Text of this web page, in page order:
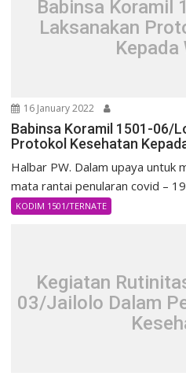
Babinsa Koramil
Laksanakan
Kepada
16 January 2022
Babinsa Koramil 1501-06/
Protokol Kesehatan
Halbar PW. Dalam upaya untuk
mata rantai penularan covid –
KODIM 1501/TERNATE
Kegiatan
03/Jailolo Dalam